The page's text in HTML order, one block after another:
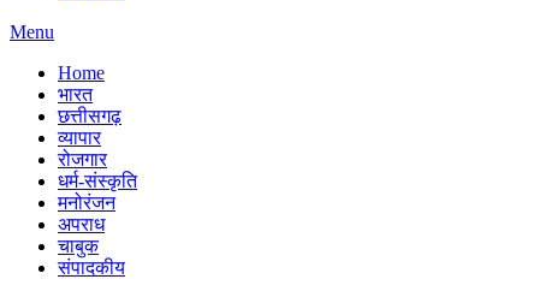
Menu
Home
भारत
छत्तीसगढ़
व्यापार
रोजगार
धर्म-संस्कृति
मनोरंजन
अपराध
चाबुक
संपादकीय